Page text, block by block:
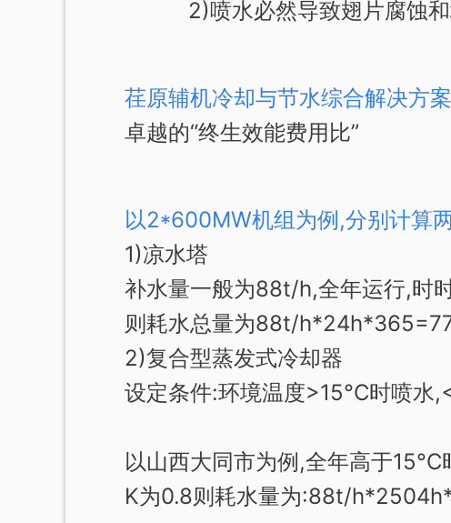
2)喷水必然导致翅片腐蚀和
荏原辅机冷却与节水综合解决方
卓越的“终生效能费用比”
以2*600MW机组为例,分别计算
1)凉水塔
补水量一般为88t/h,全年运行,时
则耗水总量为88t/
2)复合型蒸发式冷却器
设定条件:环境温度>15°C时喷水
以山西大同市为例,全年高于
K为0.8则耗水量为:88t/